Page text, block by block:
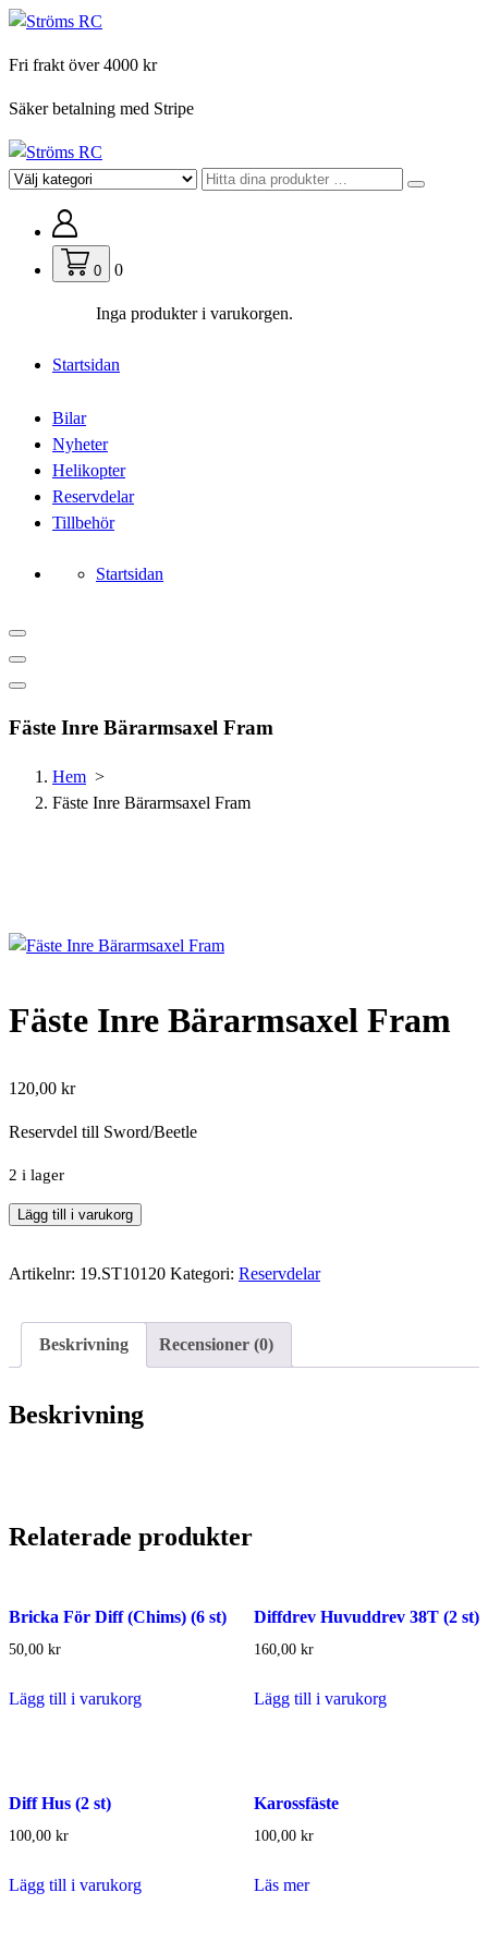
Hoppa
innehåll
Fri frakt över 4000 kr
Säker betalning med Stripe
För din hobby
0 0
Inga produkter i varukorgen.
Startsidan
Bilar
Nyheter
Helikopter
Reservdelar
Tillbehör
Startsidan
Fäste Inre Bärarmsaxel Fram
Hem >
Fäste Inre Bärarmsaxel Fram
Fäste Inre Bärarmsaxel Fram
120,00 kr
Reservdel till Sword/Beetle
2 i lager
Fäste
Bärarmsaxel
mängd
Lägg till i varukorg
Artikelnr: 19.ST10120 Kategori: Reservdelar
Beskrivning Recensioner (0)
Beskrivning
Relaterade produkter
Bricka För Diff (Chims) (6 st)
50,00 kr
Lägg till i varukorg
Diffdrev Huvuddrev 38T (2 st)
160,00 kr
Lägg till i varukorg
Diff Hus (2 st)
100,00 kr
Lägg till i varukorg
Karossfäste
100,00 kr
Läs mer